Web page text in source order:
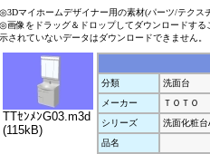
◎3Dマイホームデザイナー用の素材(パーツ/テクス
◎画像をドラッグ＆ドロップしてダウンロードす
示されていないデータはダウンロードできません。
TTｾﾝﾒﾝG03.m3d
(115kB)
分類
洗面台
メーカー
ＴＯＴＯ
シリーズ
洗面化粧台
品名